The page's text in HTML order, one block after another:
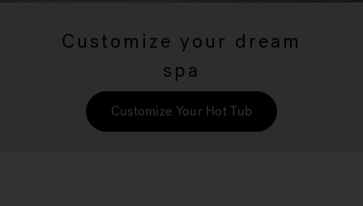
Customize your dream
spa
Customize Your Hot Tub